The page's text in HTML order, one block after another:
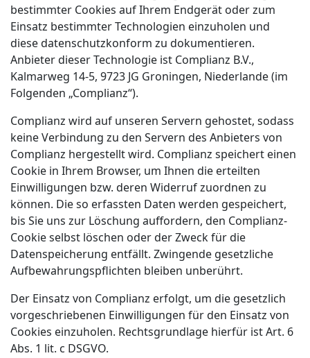
bestimmter Cookies auf Ihrem Endgerät oder zum
Einsatz bestimmter Technologien einzuholen und
diese datenschutzkonform zu dokumentieren.
Anbieter dieser Technologie ist Complianz B.V.,
Kalmarweg 14-5, 9723 JG Groningen, Niederlande (im
Folgenden „Complianz“).
Complianz wird auf unseren Servern gehostet, sodass
keine Verbindung zu den Servern des Anbieters von
Complianz hergestellt wird. Complianz speichert einen
Cookie in Ihrem Browser, um Ihnen die erteilten
Einwilligungen bzw. deren Widerruf zuordnen zu
können. Die so erfassten Daten werden gespeichert,
bis Sie uns zur Löschung auffordern, den Complianz-
Cookie selbst löschen oder der Zweck für die
Datenspeicherung entfällt. Zwingende gesetzliche
Aufbewahrungspflichten bleiben unberührt.
Der Einsatz von Complianz erfolgt, um die gesetzlich
vorgeschriebenen Einwilligungen für den Einsatz von
Cookies einzuholen. Rechtsgrundlage hierfür ist Art. 6
Abs. 1 lit. c DSGVO.